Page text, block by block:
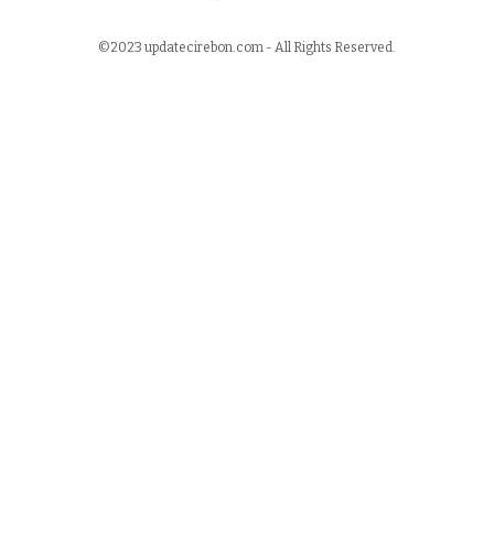
©2023 updatecirebon.com - All Rights Reserved.